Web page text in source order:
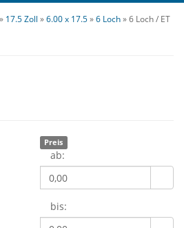
» 17.5 Zoll »6.00 x 17.5»6 Loch» 6 Loch / ET
Preis
ab:
bis: